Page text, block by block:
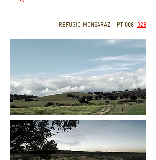
REFUGIO MONSARAZ - PT 008 028